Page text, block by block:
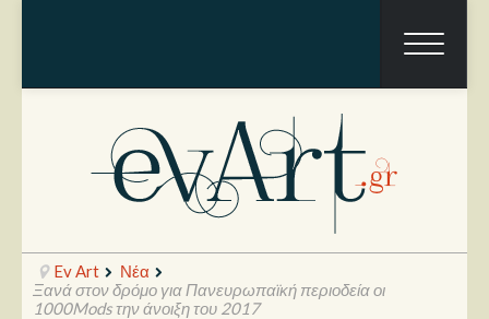
Ev Art
Νέα
Ξανά στον δρόμο για Πανευρωπαϊκή περιοδεία οι
1000Mods την άνοιξη του 2017